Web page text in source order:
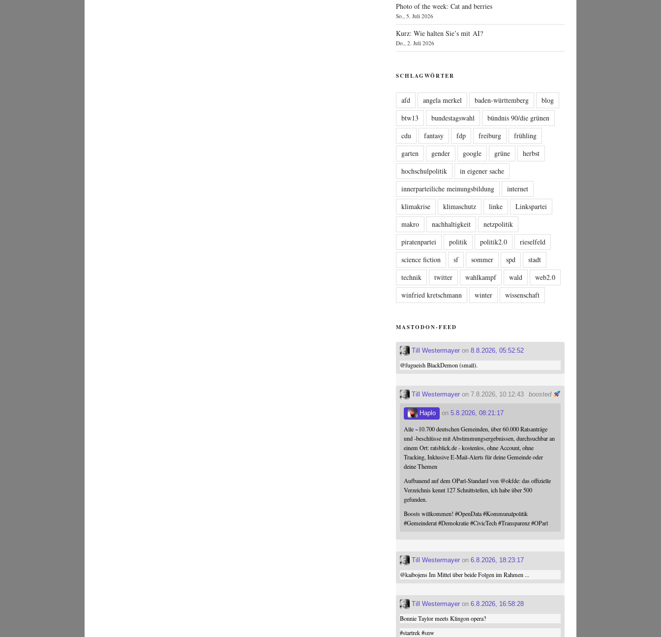
Photo of the week: Cat and berries
So., 5. Juli 2026
Kurz: Wie halten Sie’s mit AI?
Do., 2. Juli 2026
SCHLAGWÖRTER
afd angela merkel baden-württemberg
blog
btw13
bundestagswahl
bündnis 90/die grünen
cdu
fantasy fdp freiburg
frühling
garten
gender google grüne
herbst
hochschulpolitik
in eigener sache
innerparteiliche meinungsbildung
internet
klimakrise
klimaschutz linke
Linkspartei
makro
nachhaltigkeit
netzpolitik
piratenpartei
politik politik2.0
rieselfeld
science fiction
sf sommer spd
stadt
technik
twitter wahlkampf wald
web2.0
winfried kretschmann
winter wissenschaft
MASTODON-FEED
Till Westermayer on8.8.2026, 05:52:52
@fugueishBlackDemon (small).
boosted
Till Westermayer on 7.8.2026, 10:12:43
Haplo on5.8.2026, 08:21:17
Alle ~10.700 deutschen Gemeinden, über 60.000 Ratsanträge
und -beschlüsse mit Abstimmungsergebnissen, durchsuchbar an
einem Ort: ratsblick.de - kostenlos, ohne Account, ohne
Tracking, Inklusive E-Mail-Alerts für deine Gemeinde oder
deine Themen
Aufbauend auf dem OParl-Standard von @okfde: das offizielle
Verzeichnis kennt 127 Schnittstellen, ich habe über 500
gefunden.
Boosts willkommen!#OpenData #Kommunalpolitik
#Gemeinderat #Demokratie #CivicTech #Transparenz #OParl
Till Westermayer on6.8.2026, 18:23:17
@kaibojensIm Mittel über beide Folgen im Rahmen ...
Till Westermayer on6.8.2026, 16:58:28
Bonnie Taylor meets Klingon opera?
#startrek #snw